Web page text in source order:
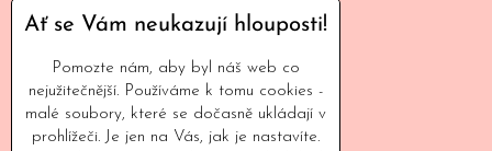
YouTube
Mail
INFORMACE
Ať se Vám neukazují hlouposti!
Pomozte nám, aby byl náš web co
nejužitečnější. Používáme k tomu cookies -
malé soubory, které se dočasně ukládají v
prohlížeči. Je jen na Vás, jak je nastavíte.